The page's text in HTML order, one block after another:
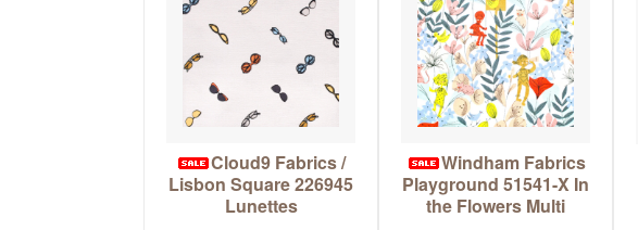
Cloud9 Fabrics /
Lisbon Square 226945
Lunettes
Windham Fabrics
Playground 51541-X In
the Flowers Multi